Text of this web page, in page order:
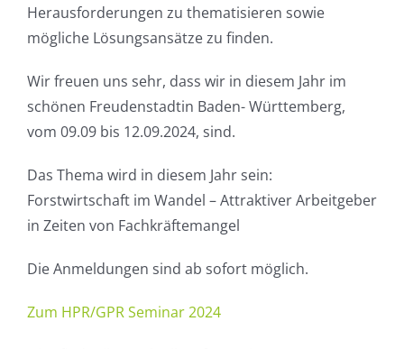
Herausforderungen zu thematisieren sowie
mögliche Lösungsansätze zu finden.
Wir freuen uns sehr, dass wir in diesem Jahr im
schönen Freudenstadtin Baden- Württemberg,
vom 09.09 bis 12.09.2024, sind.
Das Thema wird in diesem Jahr sein:
Forstwirtschaft im Wandel – Attraktiver Arbeitgeber
in Zeiten von Fachkräftemangel
Die Anmeldungen sind ab sofort möglich.
Zum HPR/GPR Seminar 2024